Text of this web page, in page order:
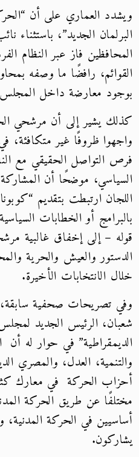
ويشدد العماري على أن
البرلمان الجديد”،
المحافظين فاز عبر النظام
القوائم، رافضًا ما وصفه
بوجود معارضة داخل
كذلك يشير إلى أن مرشحي
واجهوا ظروفًا غير متكافئة،
فرص التواصل الحقيقي مع
السياسي، موضحًا أن
اللجان ارتبطت بتقديم
بالبرامج أو الخطابات
قوله – إلى إخفاق غالبية
الدستور والعيش والحرية
خلال الانتخابات الأخيرة.
وفي تصريحات صحفية سابقة،
شعبان، الرئيس الجديد
الديمقراطية” في حوار له أن
والتنمية، العدل، والمصري
أحزاب الحركة في معارك
مختلفًا عن طريق الحركة
أساسيين في الحركة
يشاركون.